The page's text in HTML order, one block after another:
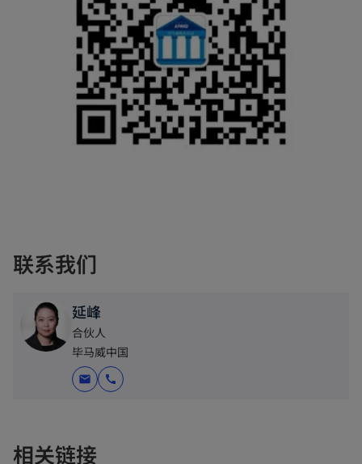
联系我们
延峰
合伙人
毕马威中国
mail call
相关链接